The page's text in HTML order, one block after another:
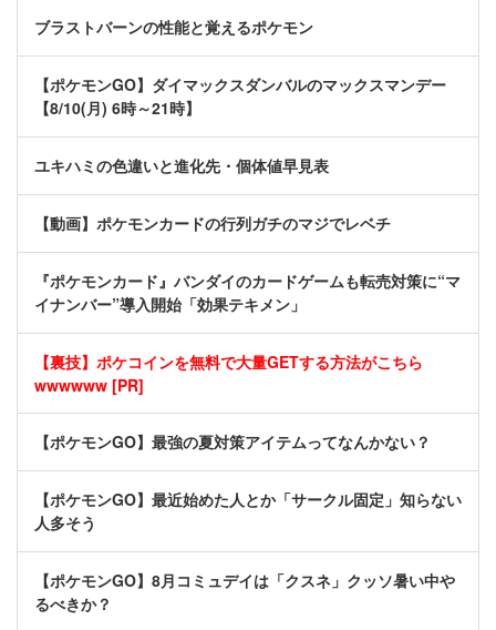
ブラストバーンの性能と覚えるポケモン
【ポケモンGO】ダイマックスダンバルのマックスマンデー
【8/10(月) 6時～21時】
ユキハミの色違いと進化先・個体値早見表
【動画】ポケモンカードの行列ガチのマジでレベチ
『ポケモンカード』バンダイのカードゲームも転売対策に“マ
イナンバー”導入開始「効果テキメン」
【裏技】ポケコインを無料で大量GETする方法がこちら
wwwwww [PR]
【ポケモンGO】最強の夏対策アイテムってなんかない？
【ポケモンGO】最近始めた人とか「サークル固定」知らない
人多そう
【ポケモンGO】8月コミュデイは「クスネ」クッソ暑い中や
るべきか？